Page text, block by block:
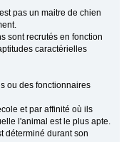
pas un maitre de chien
sont recrutés en fonction
caractérielles
ou des fonctionnaires
et par affinité où ils
l'animal est le plus apte.
déterminé durant son